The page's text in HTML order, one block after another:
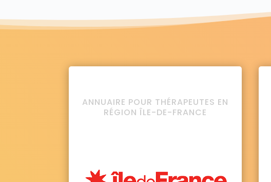
ANNUAIRE POUR THÉRAPEUTES EN
RÉGION ÎLE-DE-FRANCE